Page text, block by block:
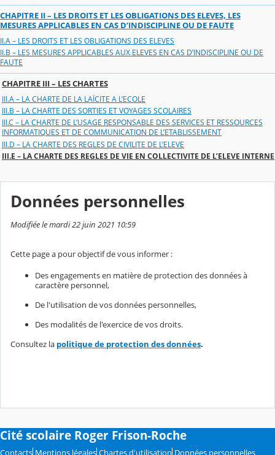
CHAPITRE II – LES DROITS ET LES OBLIGATIONS DES ELEVES, LES
MESURES APPLICABLES EN CAS D’INDISCIPLINE OU DE FAUTE
II.A – LES DROITS ET LES OBLIGATIONS DES ELEVES
II.B – LES MESURES APPLICABLES AUX ELEVES EN CAS D’INDISCIPLINE OU DE
FAUTE
CHAPITRE III – LES CHARTES
III.A – LA CHARTE DE LA LAÏCITE A L’ECOLE
III.B – LA CHARTE DES SORTIES ET VOYAGES SCOLAIRES
III.C – LA CHARTE DE L’USAGE RESPONSABLE DES SERVICES ET RESSOURCES
INFORMATIQUES ET DE COMMUNICATION DE L’ETABLISSEMENT
III.D – LA CHARTE DES REGLES DE CIVILITE DE L’ELEVE
III.E – LA CHARTE DES REGLES DE VIE EN COLLECTIVITE DE L’ELEVE INTERNE
Données personnelles
Modifiée le mardi 22 juin 2021 10:59
Cette page a pour objectif de vous informer :
Des engagements en matière de protection des données à
caractère personnel,
De l'utilisation de vos données personnelles,
Des modalités de l'exercice de vos droits.
Consultez la politique de protection des données.
Cité scolaire Roger Frison-Roche
Contacts Mentions légales Chartes d'utilisation Données personnelles